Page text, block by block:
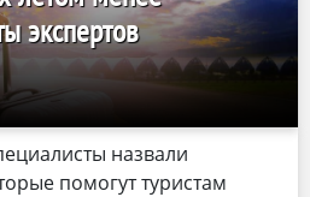
экспертов
назвали
помогут туристам